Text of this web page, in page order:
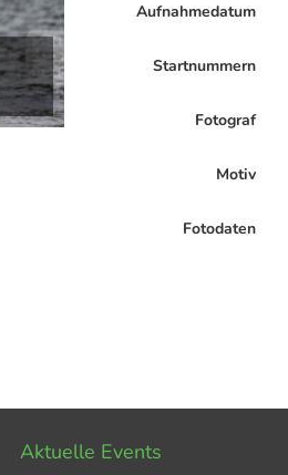
Aufnahmedatum
Startnummern
Fotograf
Motiv
Fotodaten
Aktuelle Events